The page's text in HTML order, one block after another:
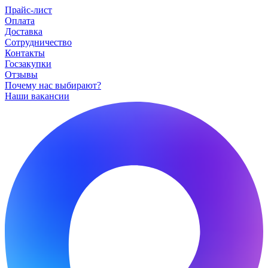
Прайс-лист
Оплата
Доставка
Сотрудничество
Контакты
Госзакупки
Отзывы
Почему нас выбирают?
Наши вакансии